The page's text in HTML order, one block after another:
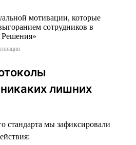
лишних
стандарта мы зафиксировали